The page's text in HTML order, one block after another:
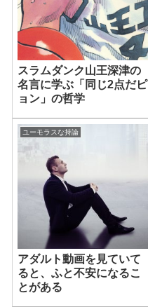
スラムダンク山王深津の
名言に学ぶ「同じ2点だピ
ョン」の哲学
ユーモラスな持論
アダルト動画を見ていて
ると、ふと不安になるこ
とがある